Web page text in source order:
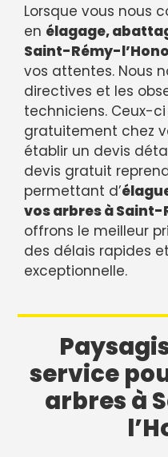
Lorsque vous nous
en élagage,
Saint-Rémy-
vos attentes. Nous
directives et les
techniciens. Ceux-
gratuitement chez
établir un devis
devis gratuit
permettant d’
vos arbres à Saint-
offrons le meilleur
des délais rapides
exceptionnelle.
service
arbres à